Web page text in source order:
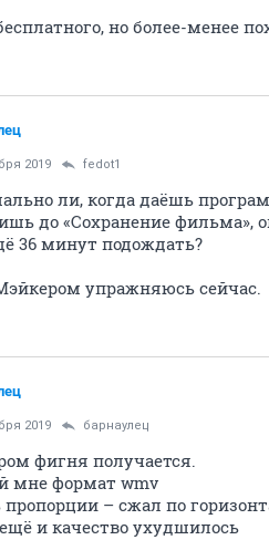
но более-менее
2019 fedot1
ли, когда даёшь
до «Сохранение фильма»,
36 минут подождать?
упражняюсь сейчас.
2019 барнаулец
фигня получается.
мне формат wmv
– сжал по
и качество ухудшилось